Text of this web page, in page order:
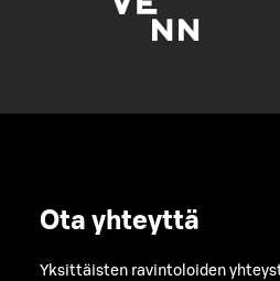
Ota yhteyttä
Yksittäisten ravintoloiden